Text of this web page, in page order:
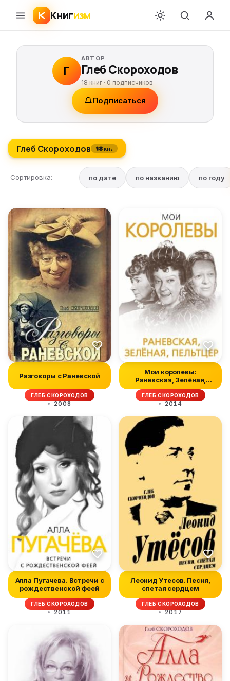
Книгизм
Г
АВТОР
Глеб Скороходов
18 книг · 0 подписчиков
Подписаться
Глеб Скороходов 18 кн.
Сортировка: по дате по названию по году
Разговоры с Раневской
ГЛЕБ СКОРОХОДОВ
2008
Мои королевы:
Раневская, Зелёная,
Пельтцер
ГЛЕБ СКОРОХОДОВ
2014
Алла Пугачева. Встречи с
рождественской феей
ГЛЕБ СКОРОХОДОВ
2011
Леонид Утесов. Песня,
спетая сердцем
ГЛЕБ СКОРОХОДОВ
2017